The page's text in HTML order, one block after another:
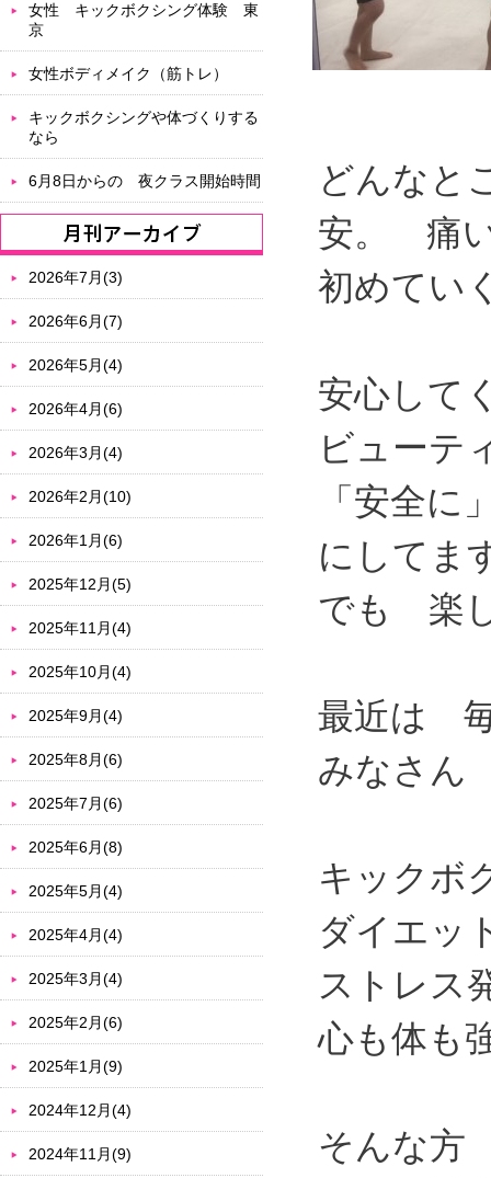
どんなと
安。 痛
初めてい
安心して
ビュー
「安全
にしてま
でも 楽
最近は
みなさん
キックボ
ダイエッ
ストレス
心も体も
そんな方
女性 キックボクシング体験 東
京
女性ボディメイク（筋トレ）
キックボクシングや体づくりする
なら
6月8日からの 夜クラス開始時間
2026年7月(3)
2026年6月(7)
2026年5月(4)
2026年4月(6)
2026年3月(4)
2026年2月(10)
2026年1月(6)
2025年12月(5)
2025年11月(4)
2025年10月(4)
2025年9月(4)
2025年8月(6)
2025年7月(6)
2025年6月(8)
2025年5月(4)
2025年4月(4)
2025年3月(4)
2025年2月(6)
2025年1月(9)
2024年12月(4)
2024年11月(9)